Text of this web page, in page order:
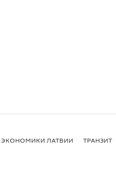
ЛАТВИИ ТРАНЗИТ